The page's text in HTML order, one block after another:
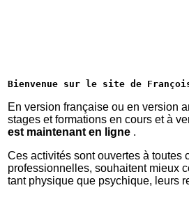
Bienvenue sur le site de François
En version française ou en version
stages et formations en cours et à
est maintenant en ligne .
Ces activités sont ouvertes à toutes
professionnelles, souhaitent mieux
tant physique que psychique, leurs